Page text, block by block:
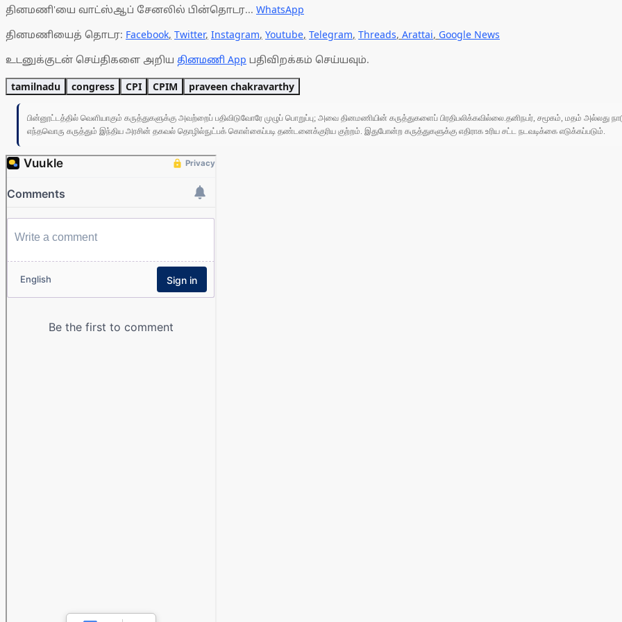
தினமணி'யை வாட்ஸ்ஆப் சேனலில் பின்தொடர... WhatsApp
தினமணியைத் தொடர: Facebook, Twitter, Instagram, Youtube, Telegram, Threads, Arattai, Google News
உடனுக்குடன் செய்திகளை அறிய தினமணி App பதிவிறக்கம் செய்யவும்.
tamilnadu congress CPI CPIM praveen chakravarthy
பின்னூட்டத்தில் வெளியாகும் கருத்துகளுக்கு அவற்றைப் பதிவிடுவோரே முழுப் பொறுப்பு; அவை தினமணியின் கருத்துகளைப் பிரதிபலிக்கவில்லை.தனிநபர், சமூகம், மதம் அல்லது
எந்தவொரு கருத்தும் இந்திய அரசின் தகவல் தொழில்நுட்பக் கொள்கைப்படி தண்டனைக்குரிய குற்றம். இதுபோன்ற கருத்துகளுக்கு எதிராக உரிய சட்ட நடவடிக்கை எடுக்கப்படும்.